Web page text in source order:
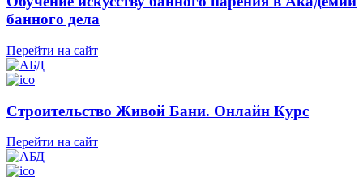
банного дела
Перейти на сайт
Строительство Живой Бани. Онлайн Курс
Перейти на сайт